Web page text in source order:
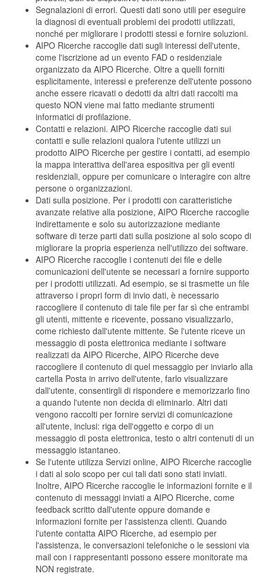
Segnalazioni di errori. Questi dati sono utili per eseguire
la diagnosi di eventuali problemi dei prodotti utilizzati,
nonché per migliorare i prodotti stessi e fornire soluzioni.
AIPO Ricerche raccoglie dati sugli interessi dell'utente,
come l'iscrizione ad un evento FAD o residenziale
organizzato da AIPO Ricerche. Oltre a quelli forniti
esplicitamente, interessi e preferenze dell'utente possono
anche essere ricavati o dedotti da altri dati raccolti ma
questo NON viene mai fatto mediante strumenti
informatici di profilazione.
Contatti e relazioni. AIPO Ricerche raccoglie dati sui
contatti e sulle relazioni qualora l'utente utilizzi un
prodotto AIPO Ricerche per gestire i contatti, ad esempio
la mappa interattiva dell'area espositiva per gli eventi
residenziali, oppure per comunicare o interagire con altre
persone o organizzazioni.
Dati sulla posizione. Per i prodotti con caratteristiche
avanzate relative alla posizione, AIPO Ricerche raccoglie
indirettamente e solo su autorizzazione mediante
software di terze parti dati sulla posizione al solo scopo di
migliorare la propria esperienza nell'utilizzo dei software.
AIPO Ricerche raccoglie i contenuti dei file e delle
comunicazioni dell'utente se necessari a fornire supporto
per i prodotti utilizzati. Ad esempio, se si trasmette un file
attraverso i propri form di invio dati, è necessario
raccogliere il contenuto di tale file per far sì che entrambi
gli utenti, mittente e ricevente, possano visualizzarlo,
come richiesto dall'utente mittente. Se l'utente riceve un
messaggio di posta elettronica mediante i software
realizzati da AIPO Ricerche, AIPO Ricerche deve
raccogliere il contenuto di quel messaggio per inviarlo alla
cartella Posta in arrivo dell'utente, farlo visualizzare
dall'utente, consentirgli di rispondere e memorizzarlo fino
a quando l'utente non decida di eliminarlo. Altri dati
vengono raccolti per fornire servizi di comunicazione
all'utente, inclusi: riga dell'oggetto e corpo di un
messaggio di posta elettronica, testo o altri contenuti di un
messaggio istantaneo.
Se l'utente utilizza Servizi online, AIPO Ricerche raccoglie
i dati al solo scopo per cui tali dati sono stati inviati.
Inoltre, AIPO Ricerche raccoglie le informazioni fornite e il
contenuto di messaggi inviati a AIPO Ricerche, come
feedback scritto dall'utente oppure domande e
informazioni fornite per l'assistenza clienti. Quando
l'utente contatta AIPO Ricerche, ad esempio per
l'assistenza, le conversazioni telefoniche o le sessioni via
mail con i rappresentanti possono essere monitorate ma
NON registrate.